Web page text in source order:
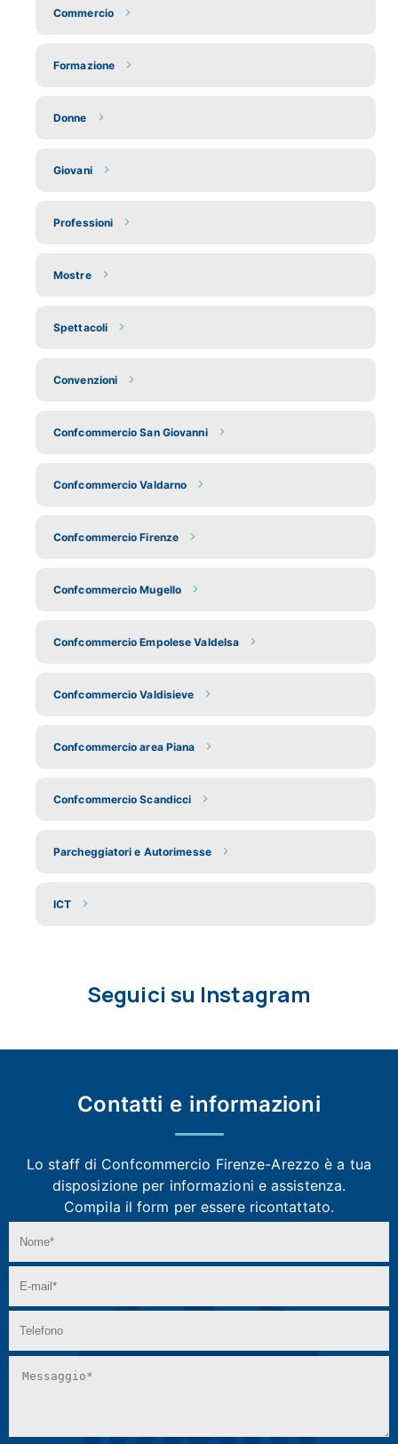
Commercio
Formazione
Donne
Giovani
Professioni
Mostre
Spettacoli
Convenzioni
Confcommercio San Giovanni
Confcommercio Valdarno
Confcommercio Firenze
Confcommercio Mugello
Confcommercio Empolese Valdelsa
Confcommercio Valdisieve
Confcommercio area Piana
Confcommercio Scandicci
Parcheggiatori e Autorimesse
ICT
Seguici su Instagram
Contatti e informazioni
Lo staff di Confcommercio Firenze-Arezzoè a tua
disposizione per informazioni e assistenza.
Compila il form per essere ricontattato.